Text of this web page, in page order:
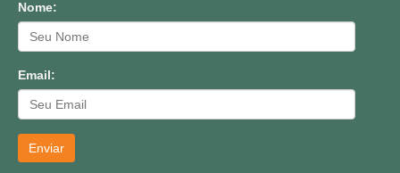
Nome:
Email:
Enviar